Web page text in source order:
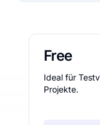
Free
Ideal für
Projekte.